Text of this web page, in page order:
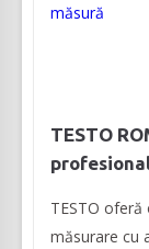
TESTO
TESTO
măsurare cu